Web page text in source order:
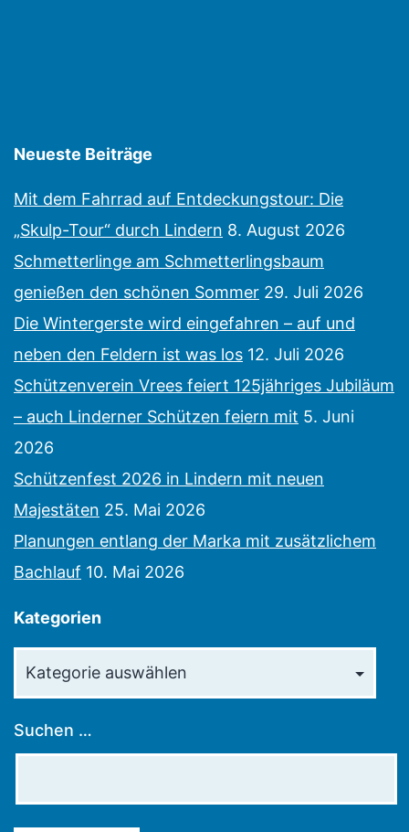
Neueste Beiträge
Mit dem Fahrrad auf Entdeckungstour: Die
„Skulp-Tour“ durch Lindern 8. August 2026
Schmetterlinge am Schmetterlingsbaum
genießen den schönen Sommer 29. Juli 2026
Die Wintergerste wird eingefahren – auf und
neben den Feldern ist was los 12. Juli 2026
Schützenverein Vrees feiert 125jähriges Jubiläum
– auch Linderner Schützen feiern mit 5. Juni
2026
Schützenfest 2026 in Lindern mit neuen
Majestäten 25. Mai 2026
Planungen entlang der Marka mit zusätzlichem
Bachlauf 10. Mai 2026
Kategorien
Suchen …